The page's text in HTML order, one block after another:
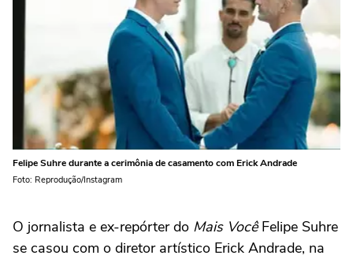
Felipe Suhre durante a cerimônia de casamento com Erick Andrade
Foto: Reprodução/Instagram
O jornalista e ex-repórter do Mais Você Felipe Suhre
se casou com o diretor artístico Erick Andrade, na